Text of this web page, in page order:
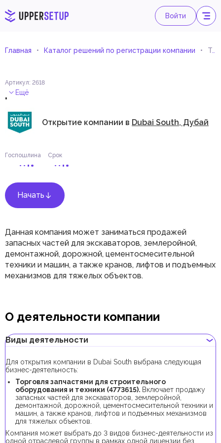
Войти
Главная Каталог решений по регистрации компании Торговля запчастями для строительного оборудования и техники
Артикул: 2618
. Ещё
Открытие компании в Dubai South, Дубай
Госпошлина Срок
Начать
Данная компания может заниматься продажей
запасных частей для экскаваторов, землеройной,
демонтажной, дорожной, цементосмесительной
техники и машин, а также кранов, лифтов и подъемных
механизмов для тяжелых объектов.
О деятельности компании
Виды деятельности
Для открытия компании в Dubai South выбрана следующая
бизнес-деятельность:
Торговля запчастями для строительного
оборудования и техники (4773615). Включает продажу
запасных частей для экскаваторов, землеройной,
демонтажной, дорожной, цементосмесительной техники и
машин, а также кранов, лифтов и подъемных механизмов
для тяжелых объектов.
Компания может выбрать до 3 видов бизнес-деятельности из
одной отраслевой группы в рамках одной лицензии без